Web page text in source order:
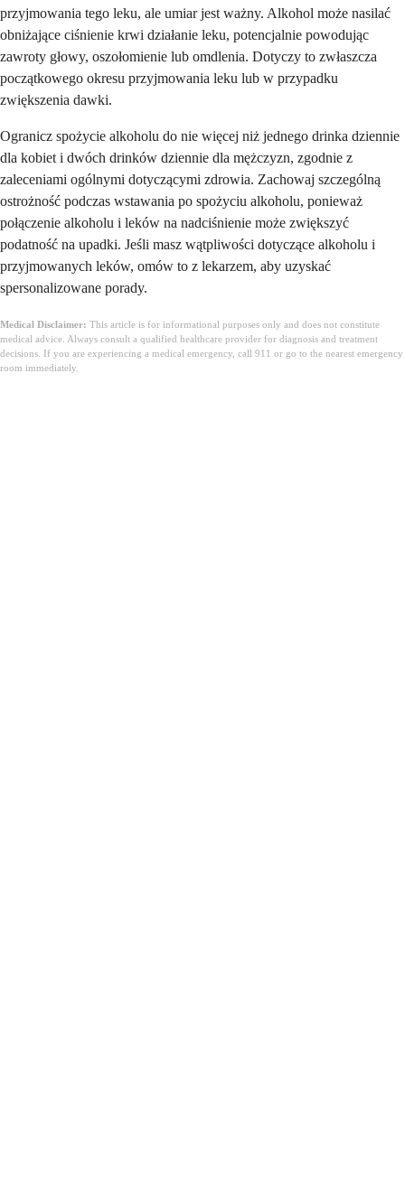
przyjmowania tego leku, ale umiar jest ważny. Alkohol może nasilać
obniżające ciśnienie krwi działanie leku, potencjalnie powodując
zawroty głowy, oszołomienie lub omdlenia. Dotyczy to zwłaszcza
początkowego okresu przyjmowania leku lub w przypadku
zwiększenia dawki.
Ogranicz spożycie alkoholu do nie więcej niż jednego drinka dziennie
dla kobiet i dwóch drinków dziennie dla mężczyzn, zgodnie z
zaleceniami ogólnymi dotyczącymi zdrowia. Zachowaj szczególną
ostrożność podczas wstawania po spożyciu alkoholu, ponieważ
połączenie alkoholu i leków na nadciśnienie może zwiększyć
podatność na upadki. Jeśli masz wątpliwości dotyczące alkoholu i
przyjmowanych leków, omów to z lekarzem, aby uzyskać
spersonalizowane porady.
Medical Disclaimer: This article is for informational purposes only and does not constitute
medical advice. Always consult a qualified healthcare provider for diagnosis and treatment
decisions. If you are experiencing a medical emergency, call 911 or go to the nearest emergency
room immediately.